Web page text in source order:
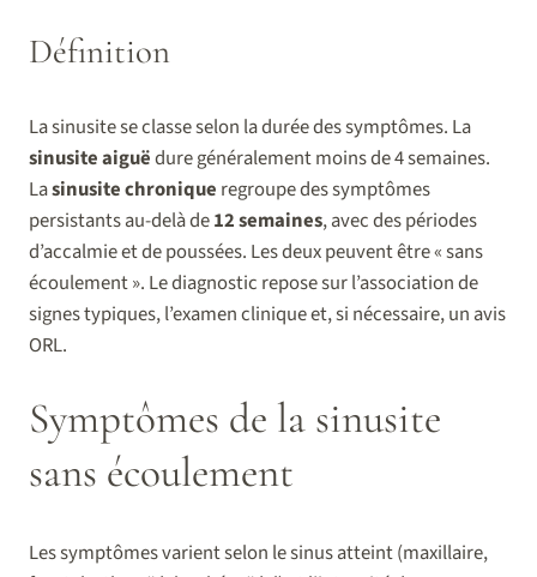
Définition
La sinusite se classe selon la durée des symptômes. La
sinusite aiguëdure généralement moins de 4 semaines.
Lasinusite chronique regroupe des symptômes
persistants au-delà de12 semaines, avec des périodes
d’accalmie et de poussées. Les deux peuvent être « sans
écoulement ». Le diagnostic repose sur l’association de
signes typiques, l’examen clinique et, si nécessaire, un avis
ORL.
Symptômes de la sinusite
sans écoulement
Les symptômes varient selon le sinus atteint (maxillaire,